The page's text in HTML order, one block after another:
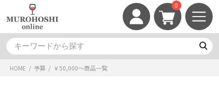
0
HOME / 予算 / ￥50,000～商品一覧